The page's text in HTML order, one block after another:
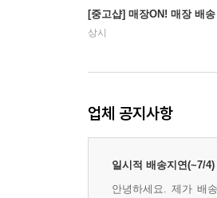
[중고샵] 매장ON! 매장 배
상시
업체 공지사항
일시적 배송지연(~7/4)
안녕하세요. 제가 배